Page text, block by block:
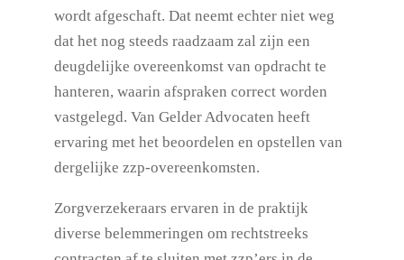
wordt afgeschaft. Dat neemt echter niet weg
dat het nog steeds raadzaam zal zijn een
deugdelijke overeenkomst van opdracht te
hanteren, waarin afspraken correct worden
vastgelegd. Van Gelder Advocaten heeft
ervaring met het beoordelen en opstellen van
dergelijke zzp-overeenkomsten.
Zorgverzekeraars ervaren in de praktijk
diverse belemmeringen om rechtstreeks